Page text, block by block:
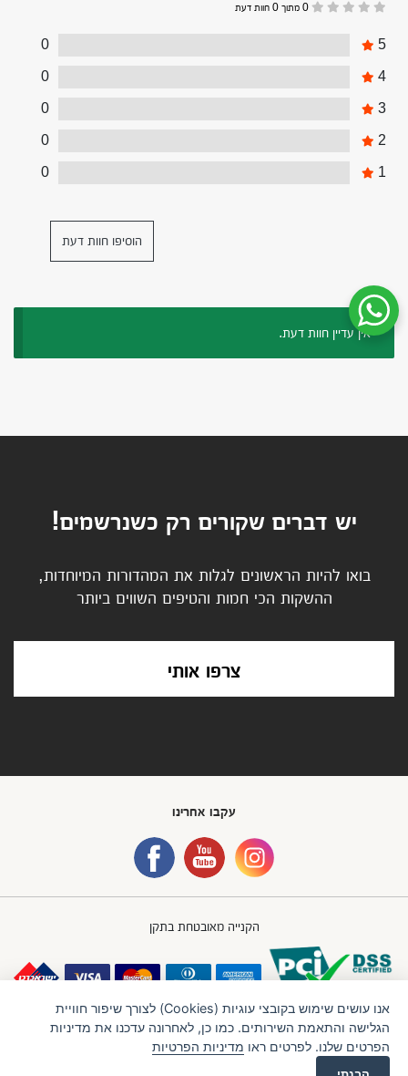
5
0
4
0
3
0
2
0
1
0
הוסיפו חוות דעת
אין עדיין חוות דעת.
יש דברים שקורים רק כשנרשמים!
בואו להיות הראשונים לגלות את המהדורות המיוחדות,
ההשקות הכי חמות והטיפים השווים ביותר
צרפו אותי
עקבו אחרינו
הקנייה מאובטחת בתקן
חברת IBB GROUP (איי.בי.בי. גרופ) בע"מ תנאי שימוש
שיחת ווטסאפ עם שירות הלקוחות
אנו עושים שימוש בקובצי עוגיות (Cookies) לצורך שיפור חוויית
הגלישה והתאמת השירותים. כמו כן, לאחרונה עדכנו את מדיניות
הפרטים שלנו. לפרטים ראו מדיניות הפרטיות